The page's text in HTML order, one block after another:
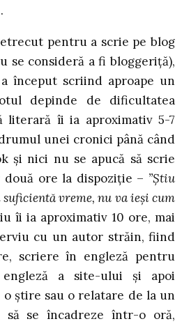
pentru a scrie pe blog
se consideră a fi bloggeriță),
început scriind aproape un
depinde de dificultatea
literară îi ia aproximativ 5-7
unei cronici până când
și nici nu se apucă să scrie
două ore la dispoziție – ”Știu
vreme, nu va ieși cum
îi ia aproximativ 10 ore, mai
cu un autor străin, fiind
scriere în engleză pentru
a site-ului și apoi
știre sau o relatare de la un
să se încadreze într-o oră,